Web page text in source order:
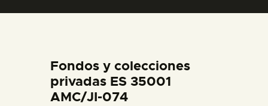
DIDÁCTICA
ESPAÑOL
Fondos y colecciones
privadas ES 35001
AMC/JI-074